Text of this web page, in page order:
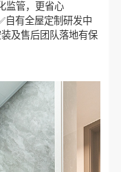
监管，更省心
自有全屋定制研发中
及售后团队落地有保